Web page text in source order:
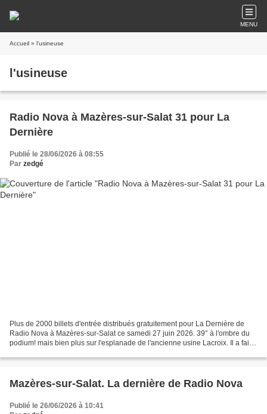
MENU
Accueil » l'usineuse
l'usineuse
Radio Nova à Mazères-sur-Salat 31 pour La
Dernière
Publié le 28/06/2026 à 08:55
Par zedgé
Plus de 2000 billets d'entrée distribués gratuitement pour La Dernière de
Radio Nova à Mazères-sur-Salat ce samedi 27 juin 2026. 39° à l'ombre du
podium! mais bien plus sur l'esplanade de l'ancienne usine Lacroix. Il a fait
Mazères-sur-Salat. La dernière de Radio Nova
Publié le 26/06/2026 à 10:41